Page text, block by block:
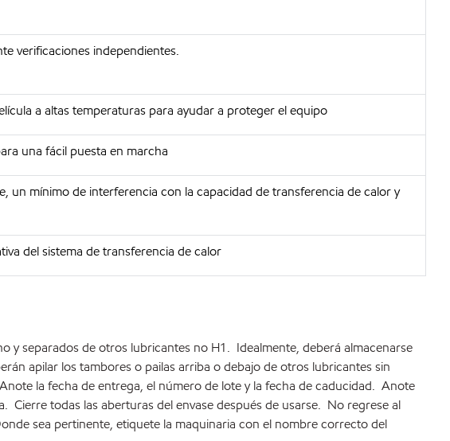
verificaciones independientes.
a altas temperaturas para ayudar a proteger el equipo
una fácil puesta en marcha
un mínimo de interferencia con la capacidad de transferencia de calor y
del sistema de transferencia de calor
y separados de otros lubricantes no H1. Idealmente, deberá almacenarse
apilar los tambores o pailas arriba o debajo de otros lubricantes sin
la fecha de entrega, el número de lote y la fecha de caducidad. Anote
todas las aberturas del envase después de usarse. No regrese al
sea pertinente, etiquete la maquinaria con el nombre correcto del